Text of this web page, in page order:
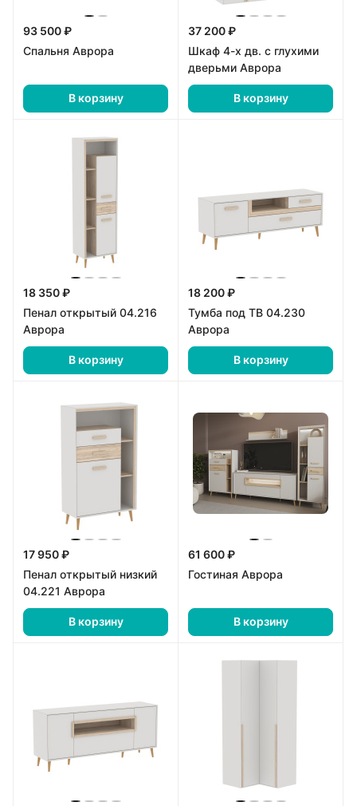
93 500 ₽
Спальня Аврора
В корзину
37 200 ₽
Шкаф 4-х дв. с глухими
дверьми Аврора
В корзину
18 350 ₽
Пенал открытый 04.216
Аврора
В корзину
18 200 ₽
Тумба под ТВ 04.230
Аврора
В корзину
17 950 ₽
Пенал открытый низкий
04.221 Аврора
В корзину
61 600 ₽
Гостиная Аврора
В корзину